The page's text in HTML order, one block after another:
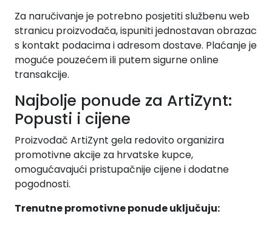
Za naručivanje je potrebno posjetiti službenu web
stranicu proizvođača, ispuniti jednostavan obrazac
s kontakt podacima i adresom dostave. Plaćanje je
moguće pouzećem ili putem sigurne online
transakcije.
Najbolje ponude za ArtiZynt:
Popusti i cijene
Proizvođač ArtiZynt gela redovito organizira
promotivne akcije za hrvatske kupce,
omogućavajući pristupačnije cijene i dodatne
pogodnosti.
Trenutne promotivne ponude uključuju: